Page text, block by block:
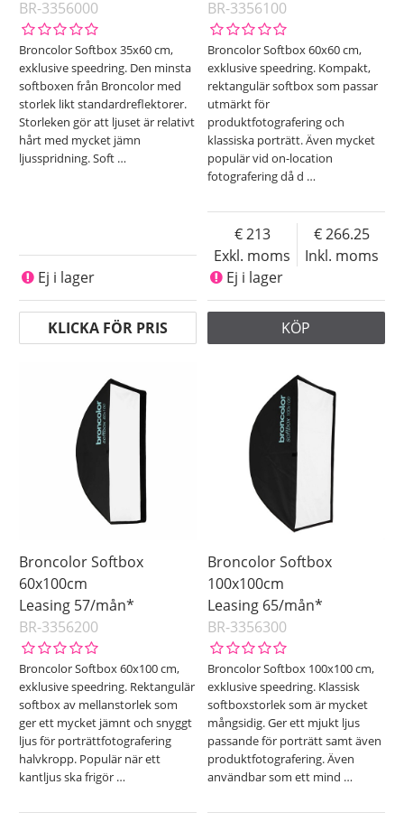
BR-3356000
Broncolor Softbox 35x60 cm,
exklusive speedring. Den minsta
softboxen från Broncolor med
storlek likt standardreflektorer.
Storleken gör att ljuset är relativt
hårt med mycket jämn
ljusspridning. Soft …
Ej i lager
KLICKA FÖR PRIS
BR-3356100
Broncolor Softbox 60x60 cm,
exklusive speedring. Kompakt,
rektangulär softbox som passar
utmärkt för
produktfotografering och
klassiska porträtt. Även mycket
populär vid on-location
fotografering då d …
Exkl. moms
213
Inkl. moms
266.25
Ej i lager
KÖP
Broncolor Softbox
60x100cm
Leasing 57/mån*
BR-3356200
Broncolor Softbox 60x100 cm,
exklusive speedring. Rektangulär
softbox av mellanstorlek som
ger ett mycket jämnt och snyggt
ljus för porträttfotografering
halvkropp. Populär när ett
kantljus ska frigör …
Broncolor Softbox
100x100cm
Leasing 65/mån*
BR-3356300
Broncolor Softbox 100x100 cm,
exklusive speedring. Klassisk
softboxstorlek som är mycket
mångsidig. Ger ett mjukt ljus
passande för porträtt samt även
produktfotografering. Även
användbar som ett mind …